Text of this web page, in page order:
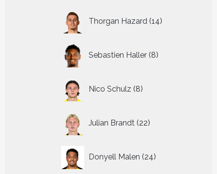
Thorgan Hazard 14
producten
Sebastien Haller 8
producten
Nico Schulz 8
producten
Julian Brandt 22
producten
Donyell Malen 24
producten